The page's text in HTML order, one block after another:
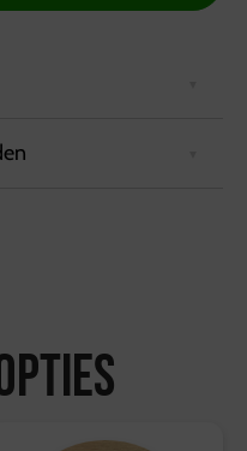
Hattemerbroek, van
10:00 en 17:00